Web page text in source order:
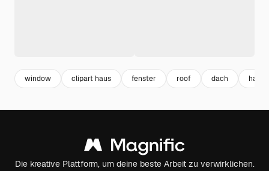
window clipart haus fenster roof dach haus
Die kreative Plattform, um deine beste Arbeit zu verwirklichen.